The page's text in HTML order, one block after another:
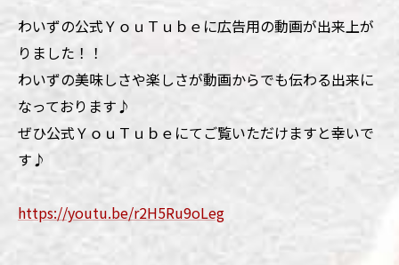
わいずの公式ＹｏｕＴｕｂｅに広告用の動画が出来上が
りました！！
わいずの美味しさや楽しさが動画からでも伝わる出来に
なっております♪
ぜひ公式ＹｏｕＴｕｂｅにてご覧いただけますと幸いで
す♪
https://youtu.be/r2H5Ru9oLeg